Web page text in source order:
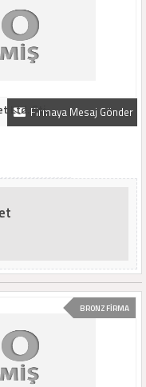
Firmaya Mesaj Gönder
Ltd. Şti.
BRONZ FİRMA